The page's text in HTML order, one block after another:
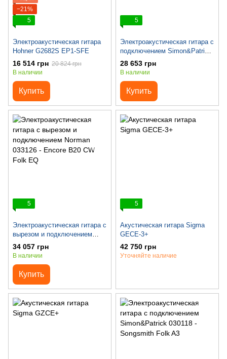
−21%
5
Электроакустическая гитара
Hohner G2682S EP1-SFE
16 514 грн 20 824 грн
В наличии
Купить
5
Электроакустическая гитара с
подключением Simon&Patrick
039739 - Trek Nat Folk Solid
Spruce SG EQ
28 653 грн
В наличии
Купить
5
Электроакустическая гитара с
вырезом и подключением
Norman 033126 - Encore B20
CW Folk EQ
34 057 грн
В наличии
Купить
5
Акустическая гитара Sigma
GECE-3+
42 750 грн
Уточняйте наличие